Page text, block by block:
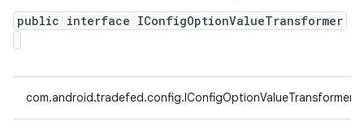
public interface IConfigOptionValueTransformer
com.android.tradefed.config.IConfigOptionValueTransformer